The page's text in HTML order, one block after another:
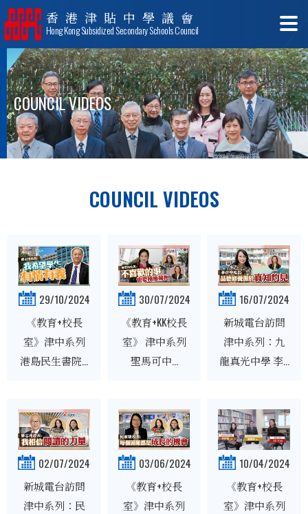
香港津貼中學議會
Hong Kong Subsidized Secondary Schools Council
COUNCIL VIDEOS
COUNCIL VIDEOS
29/10/2024
《教育+校長
室》津中系列
港島民生書院...
30/07/2024
《教育+KK校長
室》 津中系列
聖馬可中...
16/07/2024
新城電台訪問
津中系列：九
龍真光中學 李...
02/07/2024
新城電台訪問
津中系列：民
03/06/2024
《教育+校長
室》津中系列
10/04/2024
《教育+校長
室》津中系列